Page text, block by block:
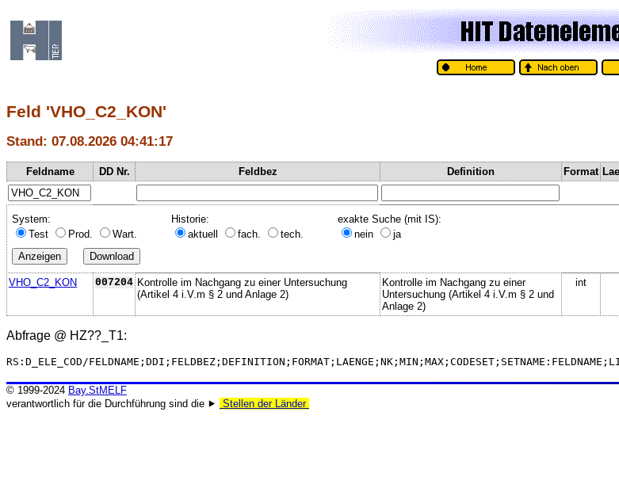
Feld 'VHO_C2_KON'
Stand: 07.08.2026 04:41:17
Feldname DD Nr. Feldbez Definition Format
System:
Test
Prod. Wart.
Historie:
aktuell
fach. tech.
exakte Suche (mit IS):
nein
ja
VHO_C2_KON 007204 Kontrolle im Nachgang zu einer Untersuchung
(Artikel 4 i.V.m § 2 und Anlage 2)
Kontrolle im Nachgang zu einer
Untersuchung (Artikel 4 i.V.m § 2 und
Anlage 2)
int
Abfrage @ HZ??_T1:
RS:D_ELE_COD/
© 1999-2024 Bay.StMELF
verantwortlich für die Durchführung sind die ⯈
Stellen der Länder